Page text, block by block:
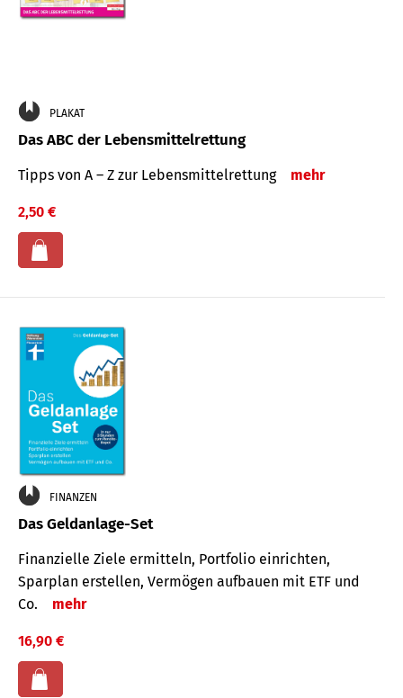
PLAKAT
Das ABC der Lebensmittelrettung
Tipps von A – Z zur Lebensmittelrettung mehr
2,50 €
FINANZEN
Das Geldanlage-Set
Finanzielle Ziele ermitteln, Portfolio einrichten,
Sparplan erstellen, Vermögen aufbauen mit ETF und
Co.
mehr
16,90 €